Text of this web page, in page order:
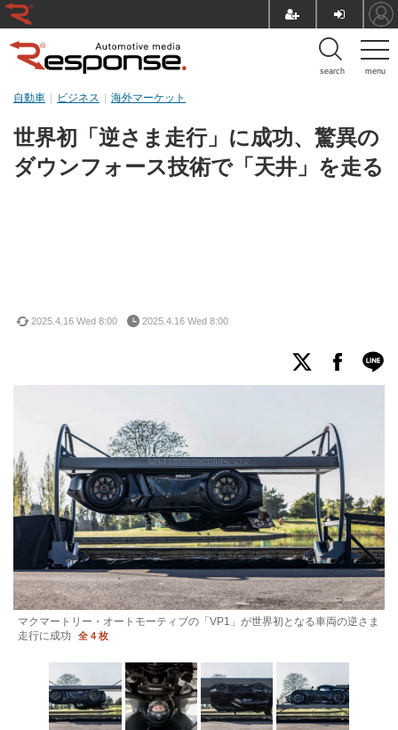
menu
search
世界初「逆さま走行」に成功、驚異の
ダウンフォース技術で「天井」を走る
自動車 ビジネス 海外マーケット
2025.4.16 Wed 8:00 2025.4.16 Wed 8:00
マクマートリー・オートモーティブの「VP1」が世界初となる車両の逆さま
走行に成功
全 4 枚